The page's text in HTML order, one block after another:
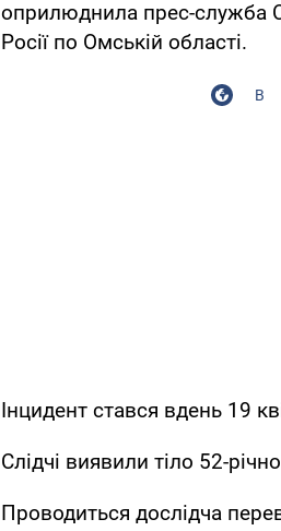
оприлюднила прес-служба
Росії по Омській області.
Інцидент стався вдень 19
Слідчі виявили тіло 52-
Проводиться дослідча